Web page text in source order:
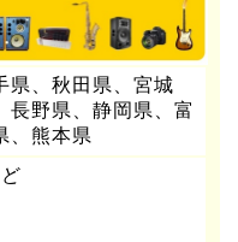
県、秋田県、宮城
長野県、静岡県、富
、熊本県